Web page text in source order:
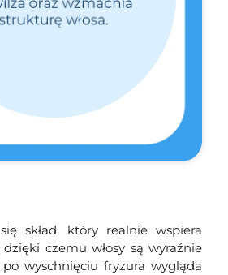
skład, który realnie wspiera
czemu włosy są wyraźnie
wyschnięciu fryzura wygląda